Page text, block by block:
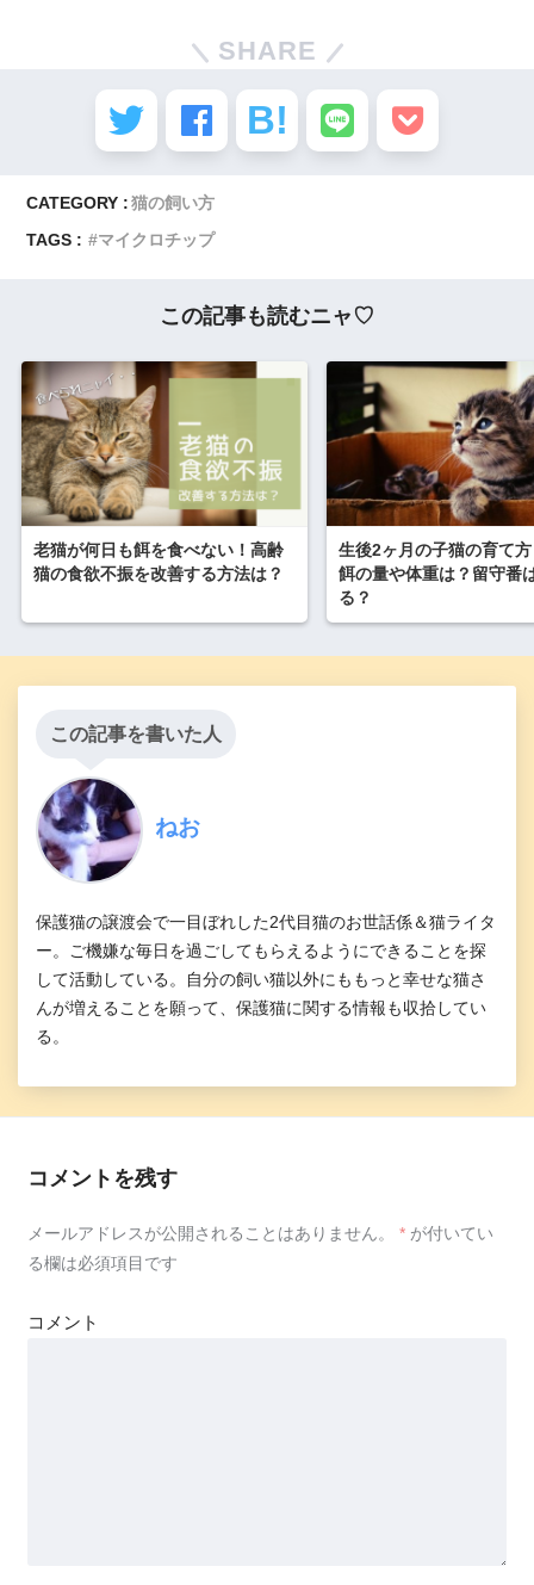
SHARE
CATEGORY : 猫の飼い方
TAGS :
マイクロチップ
この記事も読むニャ♡
老猫が何日も餌を食べない！高齢
猫の食欲不振を改善する方法は？
生後2ヶ月の子猫の育て
餌の量や体重は？留守番
る？
この記事を書いた人
ねお
保護猫の譲渡会で一目ぼれした2代目猫のお世話係＆猫ライタ
ー。ご機嫌な毎日を過ごしてもらえるようにできることを探
して活動している。自分の飼い猫以外にももっと幸せな猫さ
んが増えることを願って、保護猫に関する情報も収拾してい
る。
コメントを残す
メールアドレスが公開されることはありません。 *が付いてい
る欄は必須項目です
コメント